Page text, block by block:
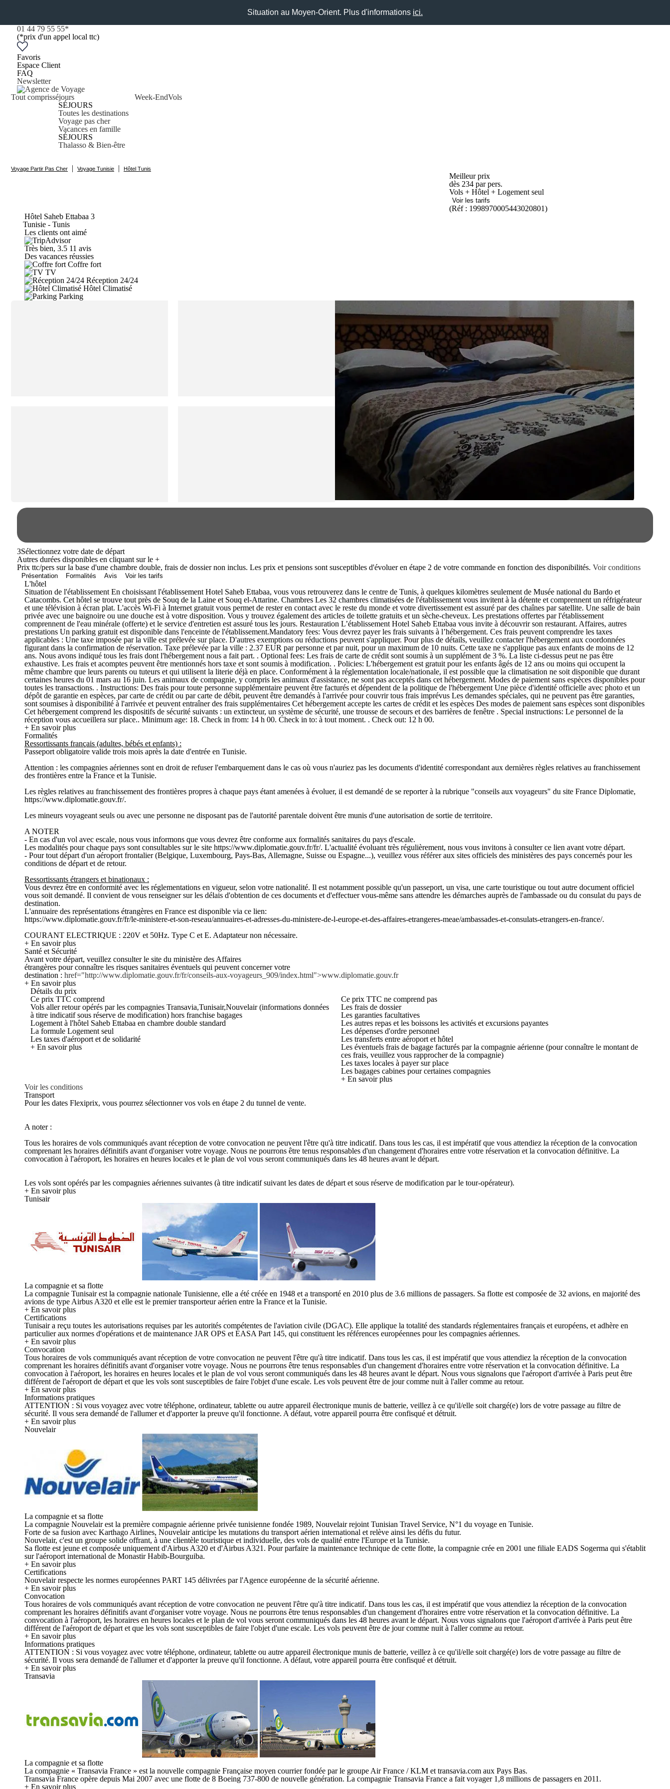
Situation au Moyen-Orient. Plus d'informations ici.
01 44 79 55 55*
(*prix d'un appel local ttc)
Favoris
Espace Client
FAQ
Newsletter
Tout comprisséjours
SÉJOURS
Toutes les destinations
Voyage pas cher
Vacances en famille
SÉJOURS
Thalasso & Bien-être
Week-EndVols
Voyage Partir Pas Cher | Voyage Tunisie | Hôtel Tunis
Meilleur prix
dès 234 par pers.
Vols + Hôtel + Logement seul
Voir les tarifs
(Réf : 1998970005443020801)
Hôtel Saheb Ettabaa 3
Tunisie - Tunis
Les clients ont aimé
Très bien, 3.5 11 avis
Des vacances réussies
Coffre fort
TV
Réception 24/24
Hôtel Climatisé
Parking
3Sélectionnez votre date de départ
Autres durées disponibles en cliquant sur le +
Prix ttc/pers sur la base d'une chambre double, frais de dossier non inclus. Les prix et pensions sont susceptibles d'évoluer en étape 2 de votre commande en fonction des disponibilités. Voir conditions
Présentation Formalités Avis Voir les tarifs
L'hôtel
Situation de l'établissement En choisissant l'établissement Hotel Saheb Ettabaa, vous vous retrouverez dans le centre de Tunis, à quelques kilomètres seulement de Musée national du Bardo et
Catacombs. Cet hôtel se trouve tout près de Souq de la Laine et Souq el-Attarine. Chambres Les 32 chambres climatisées de l'établissement vous invitent à la détente et comprennent un réfrigérateur
et une télévision à écran plat. L'accès Wi-Fi à Internet gratuit vous permet de rester en contact avec le reste du monde et votre divertissement est assuré par des chaînes par satellite. Une salle de bain
privée avec une baignoire ou une douche est à votre disposition. Vous y trouvez également des articles de toilette gratuits et un sèche-cheveux. Les prestations offertes par l'établissement
comprennent de l'eau minérale (offerte) et le service d'entretien est assuré tous les jours. Restauration L’établissement Hotel Saheb Ettabaa vous invite à découvrir son restaurant. Affaires, autres
prestations Un parking gratuit est disponible dans l'enceinte de l'établissement.Mandatory fees: Vous devrez payer les frais suivants à l’hébergement. Ces frais peuvent comprendre les taxes
applicables : Une taxe imposée par la ville est prélevée sur place. D'autres exemptions ou réductions peuvent s'appliquer. Pour plus de détails, veuillez contacter l'hébergement aux coordonnées
figurant dans la confirmation de réservation. Taxe prélevée par la ville : 2.37 EUR par personne et par nuit, pour un maximum de 10 nuits. Cette taxe ne s'applique pas aux enfants de moins de 12
ans. Nous avons indiqué tous les frais dont l'hébergement nous a fait part. . Optional fees: Les frais de carte de crédit sont soumis à un supplément de 3 %. La liste ci-dessus peut ne pas être
exhaustive. Les frais et acomptes peuvent être mentionnés hors taxe et sont soumis à modification. . Policies: L'hébergement est gratuit pour les enfants âgés de 12 ans ou moins qui occupent la
même chambre que leurs parents ou tuteurs et qui utilisent la literie déjà en place. Conformément à la réglementation locale/nationale, il est possible que la climatisation ne soit disponible que durant
certaines heures du 01 mars au 16 juin. Les animaux de compagnie, y compris les animaux d'assistance, ne sont pas acceptés dans cet hébergement. Modes de paiement sans espèces disponibles pour
toutes les transactions. . Instructions: Des frais pour toute personne supplémentaire peuvent être facturés et dépendent de la politique de l'hébergement Une pièce d'identité officielle avec photo et un
dépôt de garantie en espèces, par carte de crédit ou par carte de débit, peuvent être demandés à l'arrivée pour couvrir tous frais imprévus Les demandes spéciales, qui ne peuvent pas être garanties,
sont soumises à disponibilité à l'arrivée et peuvent entraîner des frais supplémentaires Cet hébergement accepte les cartes de crédit et les espèces Des modes de paiement sans espèces sont disponibles
Cet hébergement comprend les dispositifs de sécurité suivants : un extincteur, un système de sécurité, une trousse de secours et des barrières de fenêtre . Special instructions: Le personnel de la
réception vous accueillera sur place.. Minimum age: 18. Check in from: 14 h 00. Check in to: à tout moment. . Check out: 12 h 00.
+ En savoir plus
Formalités
Ressortissants français (adultes, bébés et enfants) :
Passeport obligatoire valide trois mois après la date d'entrée en Tunisie.
Attention : les compagnies aériennes sont en droit de refuser l'embarquement dans le cas où vous n'auriez pas les documents d'identité correspondant aux dernières règles relatives au franchissement
des frontières entre la France et la Tunisie.
Les règles relatives au franchissement des frontières propres à chaque pays étant amenées à évoluer, il est demandé de se reporter à la rubrique "conseils aux voyageurs" du site France Diplomatie,
https://www.diplomatie.gouv.fr/.
Les mineurs voyageant seuls ou avec une personne ne disposant pas de l'autorité parentale doivent être munis d'une autorisation de sortie de territoire.
A NOTER
- En cas d'un vol avec escale, nous vous informons que vous devrez être conforme aux formalités sanitaires du pays d'escale.
Les modalités pour chaque pays sont consultables sur le site https://www.diplomatie.gouv.fr/fr/. L'actualité évoluant très régulièrement, nous vous invitons à consulter ce lien avant votre départ.
- Pour tout départ d'un aéroport frontalier (Belgique, Luxembourg, Pays-Bas, Allemagne, Suisse ou Espagne...), veuillez vous référer aux sites officiels des ministères des pays concernés pour les
conditions de départ et de retour.
Ressortissants étrangers et binationaux :
Vous devrez être en conformité avec les réglementations en vigueur, selon votre nationalité. Il est notamment possible qu'un passeport, un visa, une carte touristique ou tout autre document officiel
vous soit demandé. Il convient de vous renseigner sur les délais d'obtention de ces documents et d'effectuer vous-même sans attendre les démarches auprès de l'ambassade ou du consulat du pays de
destination.
L'annuaire des représentations étrangères en France est disponible via ce lien:
https://www.diplomatie.gouv.fr/fr/le-ministere-et-son-reseau/annuaires-et-adresses-du-ministere-de-l-europe-et-des-affaires-etrangeres-meae/ambassades-et-consulats-etrangers-en-france/.
COURANT ELECTRIQUE : 220V et 50Hz. Type C et E. Adaptateur non nécessaire.
+ En savoir plus
Santé et Sécurité
Avant votre départ, veuillez consulter le site du ministère des Affaires
étrangères pour connaître les risques sanitaires éventuels qui peuvent concerner votre
destination : href="http://www.diplomatie.gouv.fr/fr/conseils-aux-voyageurs_909/index.html">www.diplomatie.gouv.fr
+ En savoir plus
Détails du prix
Ce prix TTC comprend
Vols aller retour opérés par les compagnies Transavia,Tunisair,Nouvelair (informations données
à titre indicatif sous réserve de modification) hors franchise bagages
Logement à l'hôtel Saheb Ettabaa en chambre double standard
La formule Logement seul
Les taxes d'aéroport et de solidarité
+ En savoir plus
Ce prix TTC ne comprend pas
Les frais de dossier
Les garanties facultatives
Les autres repas et les boissons les activités et excursions payantes
Les dépenses d'ordre personnel
Les transferts entre aéroport et hôtel
Les éventuels frais de bagage facturés par la compagnie aérienne (pour connaître le montant de
ces frais, veuillez vous rapprocher de la compagnie)
Les taxes locales à payer sur place
Les bagages cabines pour certaines compagnies
+ En savoir plus
Voir les conditions
Transport
Pour les dates Flexiprix, vous pourrez sélectionner vos vols en étape 2 du tunnel de vente.
A noter :
Tous les horaires de vols communiqués avant réception de votre convocation ne peuvent l'être qu'à titre indicatif. Dans tous les cas, il est impératif que vous attendiez la réception de la convocation
comprenant les horaires définitifs avant d'organiser votre voyage. Nous ne pourrons être tenus responsables d'un changement d'horaires entre votre réservation et la convocation définitive. La
convocation à l'aéroport, les horaires en heures locales et le plan de vol vous seront communiqués dans les 48 heures avant le départ.
Les vols sont opérés par les compagnies aériennes suivantes (à titre indicatif suivant les dates de départ et sous réserve de modification par le tour-opérateur).
+ En savoir plus
Tunisair
La compagnie et sa flotte
La compagnie Tunisair est la compagnie nationale Tunisienne, elle a été créée en 1948 et a transporté en 2010 plus de 3.6 millions de passagers. Sa flotte est composée de 32 avions, en majorité des
avions de type Airbus A320 et elle est le premier transporteur aérien entre la France et la Tunisie.
+ En savoir plus
Certifications
Tunisair a reçu toutes les autorisations requises par les autorités compétentes de l'aviation civile (DGAC). Elle applique la totalité des standards réglementaires français et européens, et adhère en
particulier aux normes d'opérations et de maintenance JAR OPS et EASA Part 145, qui constituent les références européennes pour les compagnies aériennes.
+ En savoir plus
Convocation
Tous horaires de vols communiqués avant réception de votre convocation ne peuvent l'être qu'à titre indicatif. Dans tous les cas, il est impératif que vous attendiez la réception de la convocation
comprenant les horaires définitifs avant d'organiser votre voyage. Nous ne pourrons être tenus responsables d'un changement d'horaires entre votre réservation et la convocation définitive. La
convocation à l'aéroport, les horaires en heures locales et le plan de vol vous seront communiqués dans les 48 heures avant le départ. Nous vous signalons que l'aéroport d'arrivée à Paris peut être
différent de l'aéroport de départ et que les vols sont susceptibles de faire l'objet d'une escale. Les vols peuvent être de jour comme nuit à l'aller comme au retour.
+ En savoir plus
Informations pratiques
ATTENTION : Si vous voyagez avec votre téléphone, ordinateur, tablette ou autre appareil électronique munis de batterie, veillez à ce qu'il/elle soit chargé(e) lors de votre passage au filtre de
sécurité. Il vous sera demandé de l'allumer et d'apporter la preuve qu'il fonctionne. A défaut, votre appareil pourra être confisqué et détruit.
+ En savoir plus
Nouvelair
La compagnie et sa flotte
La compagnie Nouvelair est la première compagnie aérienne privée tunisienne fondée 1989, Nouvelair rejoint Tunisian Travel Service, N°1 du voyage en Tunisie.
Forte de sa fusion avec Karthago Airlines, Nouvelair anticipe les mutations du transport aérien international et relève ainsi les défis du futur.
Nouvelair, c'est un groupe solide offrant, à une clientèle touristique et individuelle, des vols de qualité entre l'Europe et la Tunisie.
Sa flotte est jeune et composée uniquement d'Airbus A320 et d'Airbus A321. Pour parfaire la maintenance technique de cette flotte, la compagnie crée en 2001 une filiale EADS Sogerma qui s'établit
sur l'aéroport international de Monastir Habib-Bourguiba.
+ En savoir plus
Certifications
Nouvelair respecte les normes européennes PART 145 délivrées par l'Agence européenne de la sécurité aérienne.
+ En savoir plus
Convocation
Tous horaires de vols communiqués avant réception de votre convocation ne peuvent l'être qu'à titre indicatif. Dans tous les cas, il est impératif que vous attendiez la réception de la convocation
comprenant les horaires définitifs avant d'organiser votre voyage. Nous ne pourrons être tenus responsables d'un changement d'horaires entre votre réservation et la convocation définitive. La
convocation à l'aéroport, les horaires en heures locales et le plan de vol vous seront communiqués dans les 48 heures avant le départ. Nous vous signalons que l'aéroport d'arrivée à Paris peut être
différent de l'aéroport de départ et que les vols sont susceptibles de faire l'objet d'une escale. Les vols peuvent être de jour comme nuit à l'aller comme au retour.
+ En savoir plus
Informations pratiques
ATTENTION : Si vous voyagez avec votre téléphone, ordinateur, tablette ou autre appareil électronique munis de batterie, veillez à ce qu'il/elle soit chargé(e) lors de votre passage au filtre de
sécurité. Il vous sera demandé de l'allumer et d'apporter la preuve qu'il fonctionne. A défaut, votre appareil pourra être confisqué et détruit.
+ En savoir plus
Transavia
La compagnie et sa flotte
La compagnie « Transavia France » est la nouvelle compagnie Française moyen courrier fondée par le groupe Air France / KLM et transavia.com aux Pays Bas.
Transavia France opère depuis Mai 2007 avec une flotte de 8 Boeing 737-800 de nouvelle génération. La compagnie Transavia France a fait voyager 1,8 millions de passagers en 2011.
+ En savoir plus